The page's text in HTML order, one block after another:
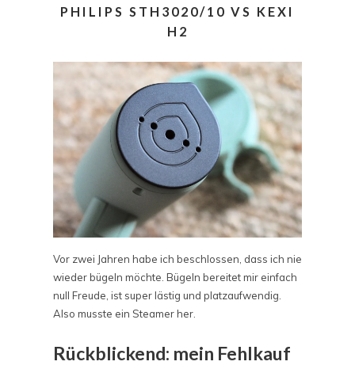
PHILIPS STH3020/10 VS KEXI
H2
Vor zwei Jahren habe ich beschlossen, dass ich nie
wieder bügeln möchte. Bügeln bereitet mir einfach
null Freude, ist super lästig und platzaufwendig.
Also musste ein Steamer her.
Rückblickend: mein Fehlkauf